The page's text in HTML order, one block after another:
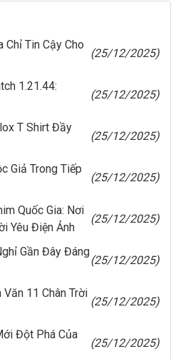
Chỉ Tin Cậy Cho
(25/12/2025)
1.21.44:
(25/12/2025)
T Shirt Đầy
(25/12/2025)
Giả Trong Tiếp
(25/12/2025)
Quốc Gia: Nơi
Yêu Điện Ảnh
(25/12/2025)
Gần Đây Đáng
(25/12/2025)
Văn 11 Chân Trời
(25/12/2025)
Đột Phá Của
(25/12/2025)